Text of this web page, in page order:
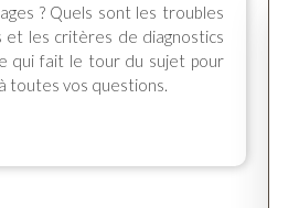
? Quels sont les troubles
et les critères de diagnostics
qui fait le tour du sujet pour
toutes vos questions.